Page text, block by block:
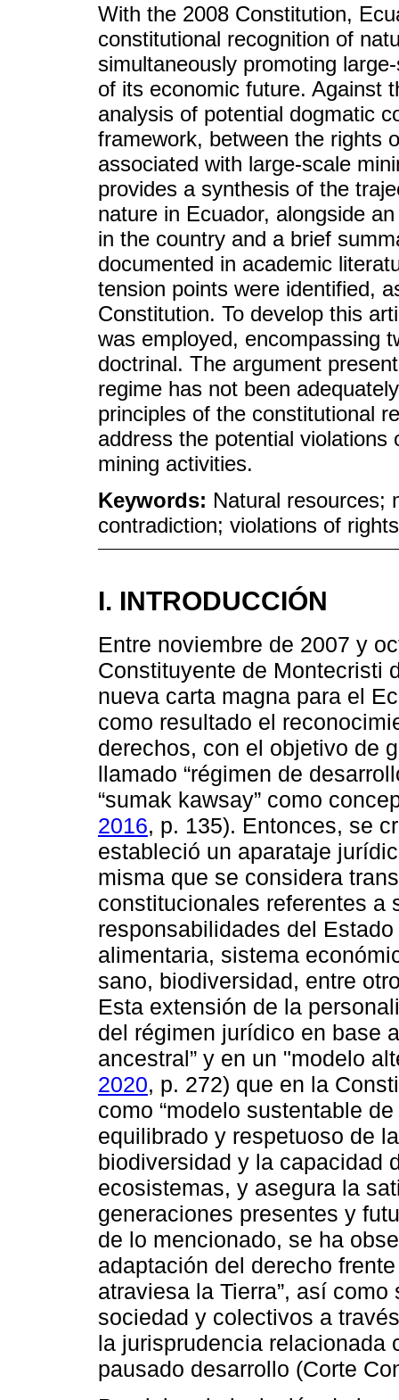
With the 2008 Constitution,
constitutional recognition of
simultaneously promoting
of its economic future. Against
analysis of potential dogmatic
framework, between the rights
associated with large-scale
provides a synthesis of the
nature in Ecuador, alongside
in the country and a brief
documented in academic
tension points were identified,
Constitution. To develop this
was employed, encompassing
doctrinal. The argument
regime has not been
principles of the constitutional
address the potential
mining activities.
Keywords: Natural resources;
contradiction; violations of
I. INTRODUCCIÓN
Entre noviembre de 2007 y
Constituyente de Montecristi
nueva carta magna para el
como resultado el
derechos, con el objetivo de
llamado “régimen de
“sumak kawsay” como
2016, p. 135). Entonces, se
estableció un aparataje
misma que se considera
constitucionales referentes a
responsabilidades del
alimentaria, sistema
sano, biodiversidad, entre
Esta extensión de la
del régimen jurídico en base
ancestral” y en un "modelo
2020, p. 272) que en la
como “modelo sustentable
equilibrado y respetuoso de
biodiversidad y la capacidad
ecosistemas, y asegura la
generaciones presentes y
de lo mencionado, se ha
adaptación del derecho
atraviesa la Tierra”, así
sociedad y colectivos a
la jurisprudencia relacionada
pausado desarrollo (Corte